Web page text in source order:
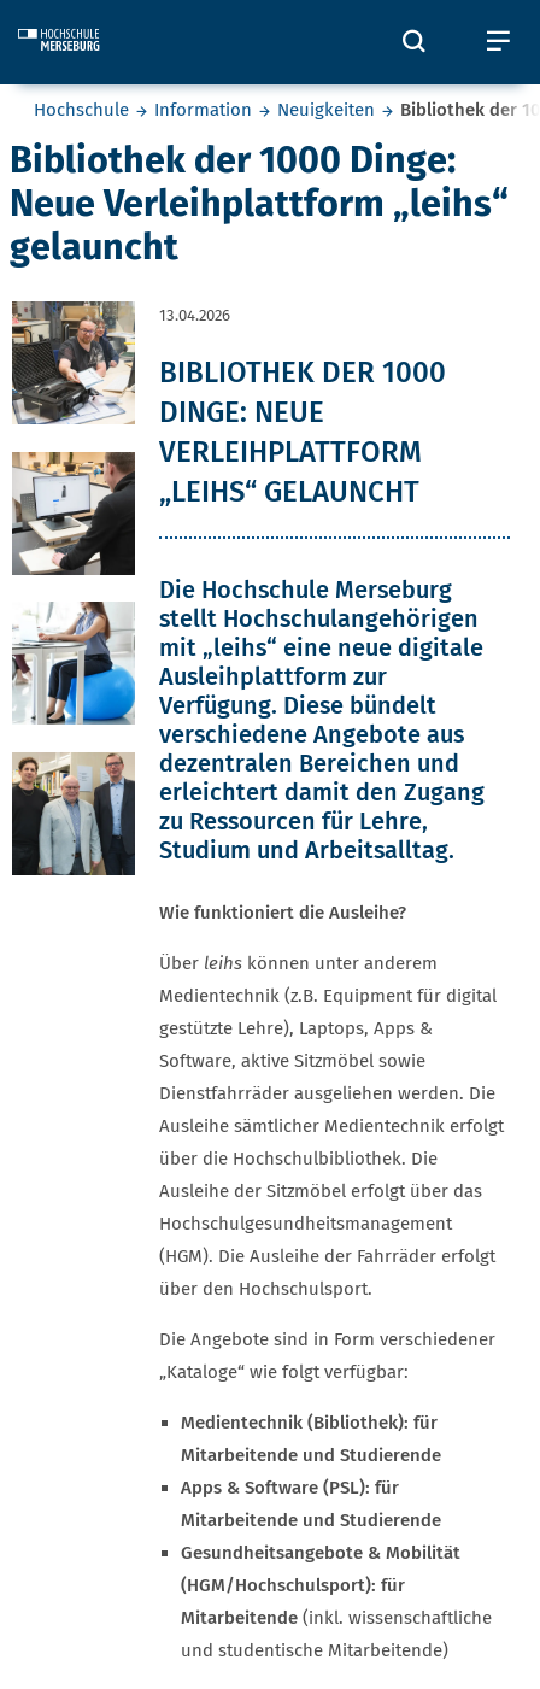
Öffnet
Sie befinden sich hier:
Hochschule Information Neuigkeiten Bibliothek der
Bibliothek der 1000 Dinge:
Neue Verleihplattform „leihs“
gelauncht
13.04.2026
BIBLIOTHEK DER 1000
DINGE: NEUE
VERLEIHPLATTFORM
„LEIHS“ GELAUNCHT
Die Hochschule Merseburg
stellt Hochschulangehörigen
mit „leihs“ eine neue digitale
Ausleihplattform zur
Verfügung. Diese bündelt
verschiedene Angebote aus
dezentralen Bereichen und
erleichtert damit den Zugang
zu Ressourcen für Lehre,
Studium und Arbeitsalltag.
Wie funktioniert die Ausleihe?
Über leihs können unter anderem
Medientechnik (z.B. Equipment für digital
gestützte Lehre), Laptops, Apps &
Software, aktive Sitzmöbel sowie
Dienstfahrräder ausgeliehen werden. Die
Ausleihe sämtlicher Medientechnik erfolgt
über die Hochschulbibliothek. Die
Ausleihe der Sitzmöbel erfolgt über das
Hochschulgesundheitsmanagement
(HGM). Die Ausleihe der Fahrräder erfolgt
über den Hochschulsport.
Die Angebote sind in Form verschiedener
„Kataloge“ wie folgt verfügbar:
Medientechnik (Bibliothek): für
Mitarbeitende und Studierende
Apps & Software (PSL): für
Mitarbeitende und Studierende
Gesundheitsangebote & Mobilität
(HGM/Hochschulsport): für
Mitarbeitende (inkl. wissenschaftliche
und studentische Mitarbeitende)